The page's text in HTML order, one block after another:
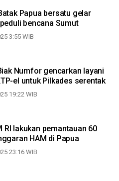
Papua bersatu gelar
bencana Sumut
3:55 WIB
Numfor gencarkan layani
el untuk Pilkades serentak
19:22 WIB
RI lakukan pemantauan 60
HAM di Papua
23:16 WIB